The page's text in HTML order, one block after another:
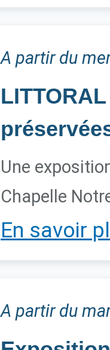
A partir du
Une
Chapelle
En savoir
A partir du